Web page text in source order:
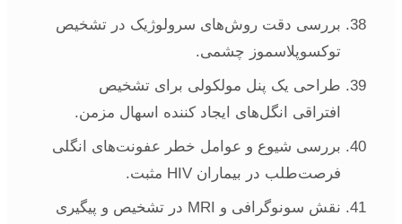
بررسی دقت روش‌های سرولوژیک در تشخیص
توکسوپلاسموز چشمی.
طراحی یک پنل مولکولی برای تشخیص
افتراقی انگل‌های ایجاد کننده اسهال مزمن.
بررسی شیوع و عوامل خطر عفونت‌های انگلی
فرصت‌طلب در بیماران HIV مثبت.
نقش سونوگرافی و MRI در تشخیص و پیگیری